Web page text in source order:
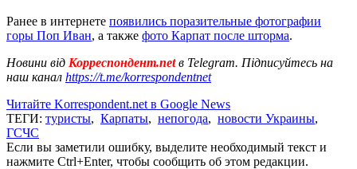
Ранее в интернете появились поразительные фотографии
горы Поп Иван, а также фото Карпат после шторма.
Новини від Корреспондент.netв Telegram. Підписуйтесь на
наш канал https://t.me/korrespondentnet
Читайте Korrespondent.net в Google News
ТЕГИ: туристы, Карпаты, непогода, новости Украины,
ГСЧС
Если вы заметили ошибку, выделите необходимый текст и
нажмите Ctrl+Enter, чтобы сообщить об этом редакции.